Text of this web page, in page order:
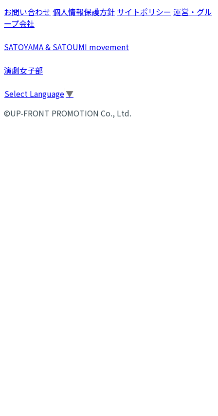
お問い合わせ 個人情報保護方針 サイトポリシー 運営・グル
ープ会社
SATOYAMA & SATOUMI movement
演劇女子部
Select Language▼
©UP-FRONT PROMOTION Co., Ltd.